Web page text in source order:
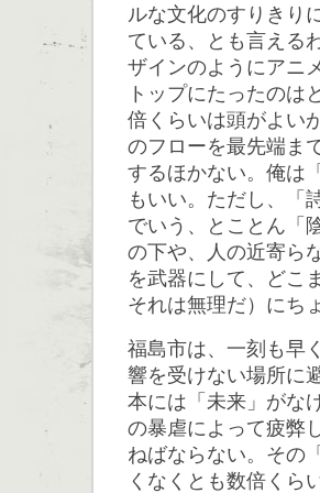
ルな文化のすりきり
ている、とも言える
ザインのようにアニ
トップにたったのは
倍くらいは頭がよい
のフローを最先端ま
するほかない。俺は
もいい。ただし、「
でいう、とことん「
の下や、人の近寄ら
を武器にして、どこ
それは無理だ）にち
福島市は、一刻も早
響を受けない場所に
本には「未来」がな
の暴虐によって疲弊
ねばならない。その
くなくとも数倍くら